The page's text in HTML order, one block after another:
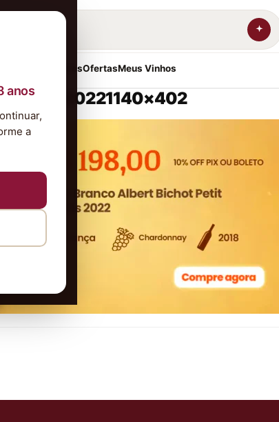
anos
a
Kits & PresentesOfertasMeus Vinhos
Chablis 20221140×402